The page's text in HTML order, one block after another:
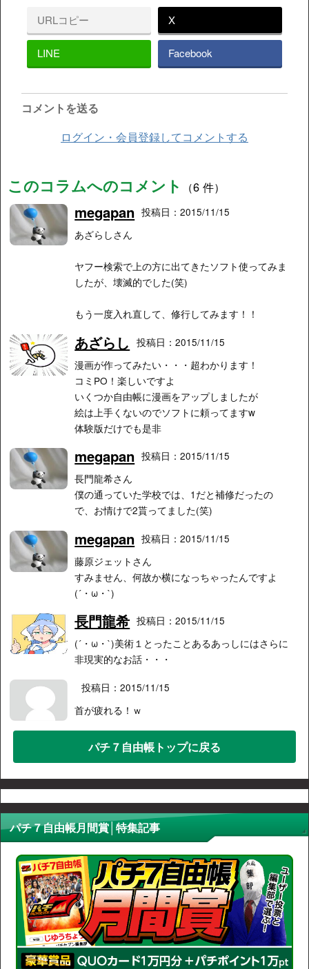
URLコピー X
LINE Facebook
コメントを送る
ログイン・会員登録してコメントする
このコラムへのコメント （6 件）
megapan 投稿日：2015/11/15
あざらしさん
ヤフー検索で上の方に出てきたソフト使ってみま
したが、壊滅的でした(笑)
もう一度入れ直して、修行してみます！！
あざらし
投稿日：2015/11/15
漫画が作ってみたい・・・超わかります！
コミPO！楽しいですよ
いくつか自由帳に漫画をアップしましたが
絵は上手くないのでソフトに頼ってますw
体験版だけでも是非
megapan 投稿日：2015/11/15
長門龍希さん
僕の通っていた学校では、1だと補修だったの
で、お情けで2貰ってました(笑)
megapan 投稿日：2015/11/15
藤原ジェットさん
すみません、何故か横になっちゃったんですよ
(´・ω・`)
長門龍希 投稿日：2015/11/15
(´・ω・`)美術１とったことあるあっしにはさらに
非現実的なお話・・・
投稿日：2015/11/15
首が疲れる！ｗ
パチ７自由帳トップに戻る
パチ７自由帳月間賞│特集記事